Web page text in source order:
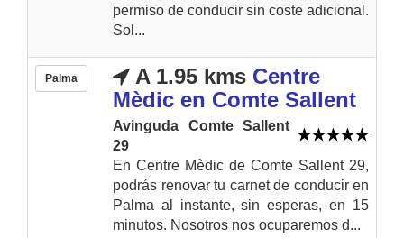
permiso de conducir sin coste adicional.
Sol...
Palma A 1.95 kms Centre
Mèdic en Comte Sallent
Avinguda Comte Sallent
29
En Centre Mèdic de Comte Sallent 29,
podrás renovar tu carnet de conducir en
Palma al instante, sin esperas, en 15
minutos. Nosotros nos ocuparemos d...